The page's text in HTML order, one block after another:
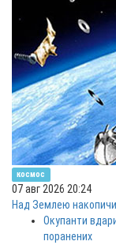
космос
07 авг 2026 20:24
Над Землею
Окупанти
поранених